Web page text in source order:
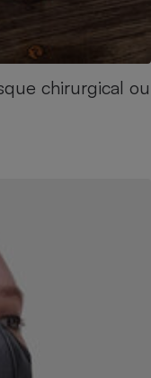
chirurgical ou